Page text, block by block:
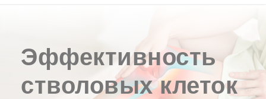
Эффективность
стволовых клеток